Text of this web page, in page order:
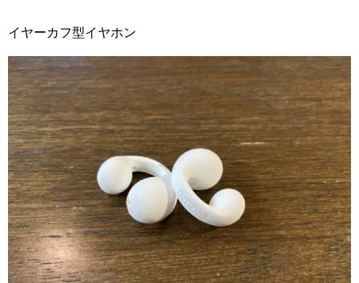
イヤーカフ型イヤホン